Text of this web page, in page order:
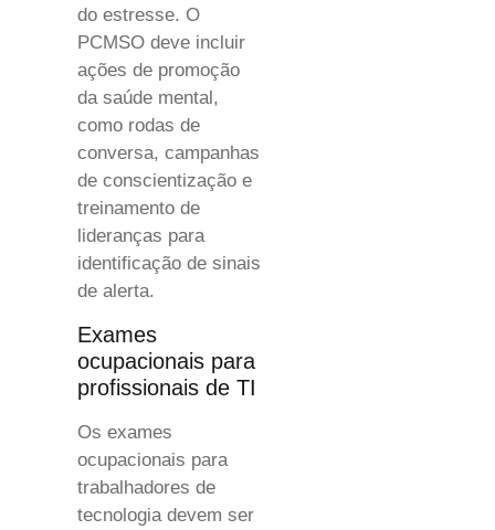
do estresse. O
PCMSO deve incluir
ações de promoção
da saúde mental,
como rodas de
conversa, campanhas
de conscientização e
treinamento de
lideranças para
identificação de sinais
de alerta.
Exames
ocupacionais para
profissionais de TI
Os exames
ocupacionais para
trabalhadores de
tecnologia devem ser